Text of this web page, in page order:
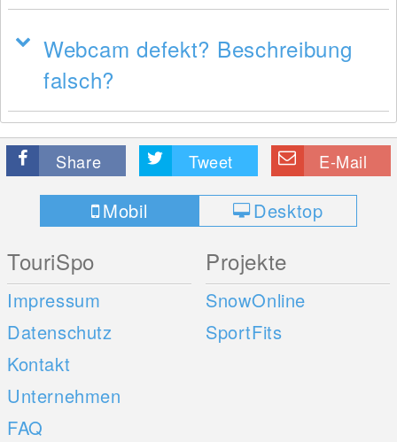
Webcam defekt? Beschreibung
falsch?
Share Tweet E-Mail
Mobil Desktop
TouriSpo
Impressum
Datenschutz
Kontakt
Unternehmen
FAQ
Projekte
SnowOnline
SportFits